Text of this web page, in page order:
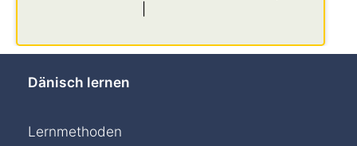
Dänisch lernen
Lernmethoden